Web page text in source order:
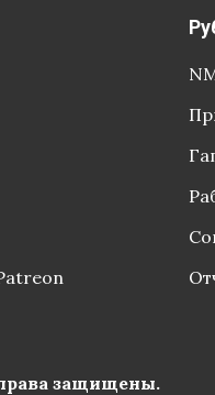
защищены.